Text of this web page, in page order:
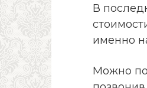
В
именно
Можно